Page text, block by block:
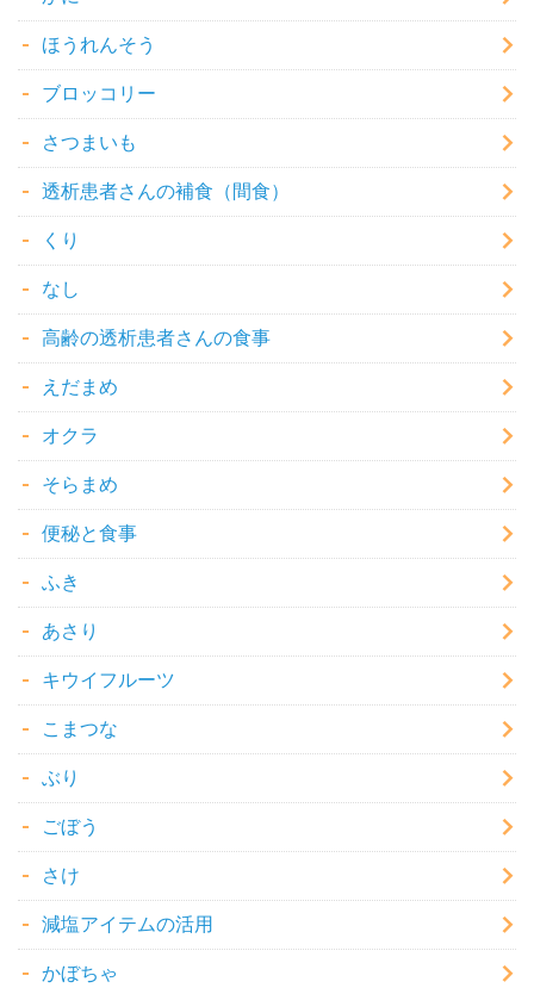
ほうれんそう
ブロッコリー
さつまいも
透析患者さんの補食（間食）
くり
なし
高齢の透析患者さんの食事
えだまめ
オクラ
そらまめ
便秘と食事
ふき
あさり
キウイフルーツ
こまつな
ぶり
ごぼう
さけ
減塩アイテムの活用
かぼちゃ